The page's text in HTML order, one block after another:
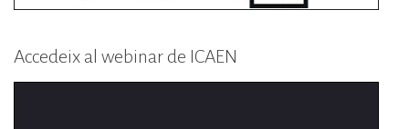
Accedeix al webinar de ICAEN